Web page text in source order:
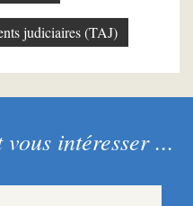
judiciaires (TAJ)
intéresser ...